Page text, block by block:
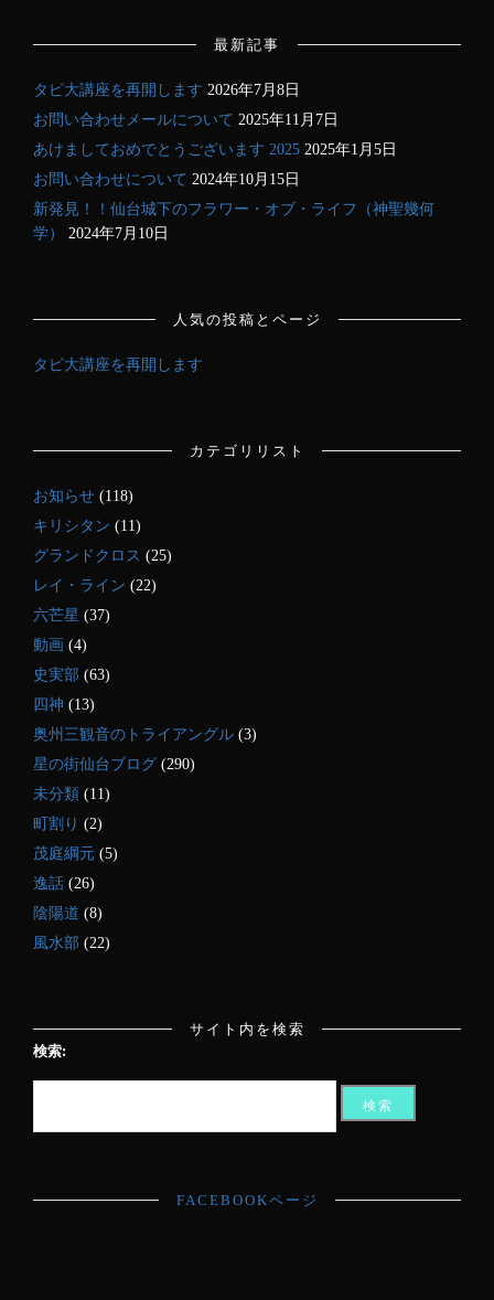
最新記事
タピ大講座を再開します 2026年7月8日
お問い合わせメールについて 2025年11月7日
あけましておめでとうございます 2025 2025年1月5日
お問い合わせについて 2024年10月15日
新発見！！仙台城下のフラワー・オブ・ライフ（神聖幾何
学）
2024年7月10日
人気の投稿とページ
タピ大講座を再開します
カテゴリリスト
お知らせ (118)
キリシタン (11)
グランドクロス (25)
レイ・ライン (22)
六芒星 (37)
動画 (4)
史実部 (63)
四神 (13)
奥州三観音のトライアングル (3)
星の街仙台ブログ (290)
未分類 (11)
町割り (2)
茂庭綱元 (5)
逸話 (26)
陰陽道 (8)
風水部 (22)
サイト内を検索
検索:
FACEBOOKページ